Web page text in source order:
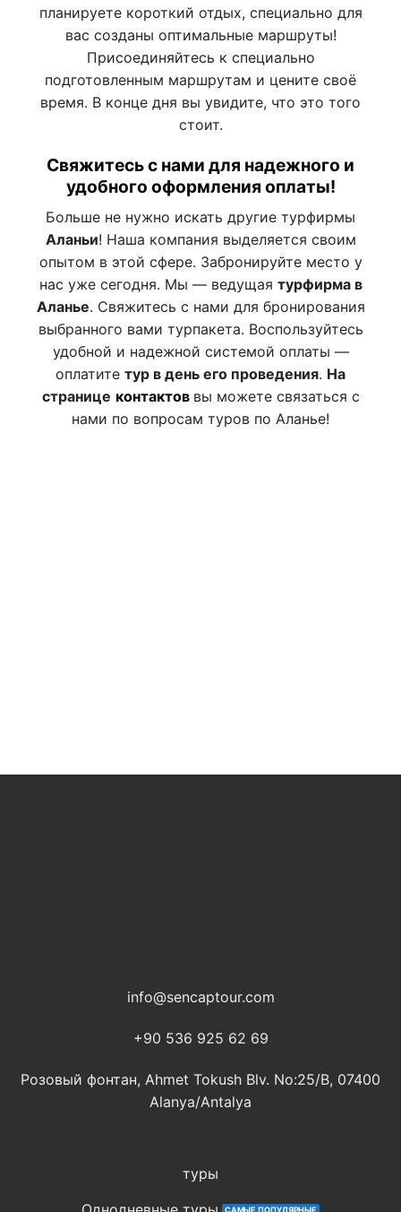
планируете короткий отдых, специально для
вас созданы оптимальные маршруты!
Присоединяйтесь к специально
подготовленным маршрутам и цените своё
время. В конце дня вы увидите, что это того
стоит.
Свяжитесь с нами для надежного и
удобного оформления оплаты!
Больше не нужно искать другие турфирмы
Аланьи! Наша компания выделяется своим
опытом в этой сфере. Забронируйте место у
нас уже сегодня. Мы — ведущая турфирма в
Аланье. Свяжитесь с нами для бронирования
выбранного вами турпакета. Воспользуйтесь
удобной и надежной системой оплаты —
оплатите тур в день его проведения. На
странице контактов вы можете связаться с
нами по вопросам туров по Аланье!
info@sencaptour.com
+90 536 925 62 69
Розовый фонтан, Ahmet Tokush Blv. No:25/B, 07400
Alanya/Antalya
туры